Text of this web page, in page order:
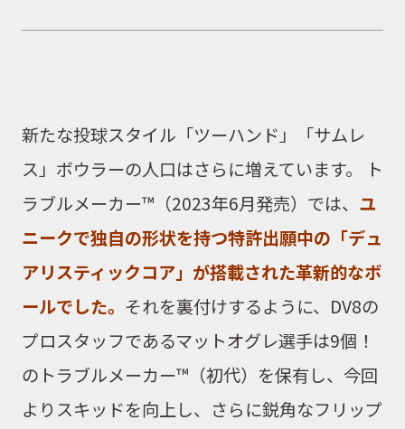
新たな投球スタイル「ツーハンド」「サムレ
ス」ボウラーの人口はさらに増えています。
ト
ラブルメーカー™ （2023年6月発売）では、 ユ
ニークで独自の形状を持つ特許出願中の「デュ
アリスティックコア」が搭載された革新的なボ
ールでした。 それを裏付けするように、 DV8の
プロスタッフであるマットオグレ選手は9個！
の トラブルメーカー™ （初代）を保有し、今回
よりスキッドを向上し、さらに鋭角なフリップ